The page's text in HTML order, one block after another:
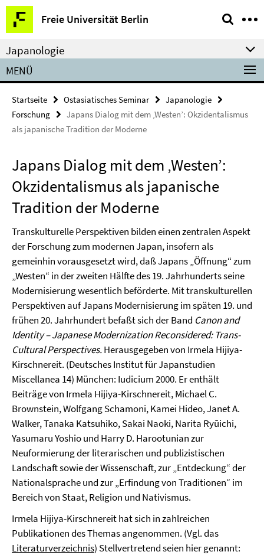
Springe
direkt
zu
Inhalt
Freie Universität Berlin
Service-
Navigation
Japanologie
MENÜ
Startseite Ostasiatisches Seminar
Japanologie
Forschung
Japans Dialog mit dem ‚Westen’: Okzidentalismus
als japanische Tradition der Moderne
Japans Dialog mit dem ‚Westen’:
Okzidentalismus als japanische
Tradition der Moderne
Transkulturelle Perspektiven bilden einen zentralen Aspekt
der Forschung zum modernen Japan, insofern als
gemeinhin vorausgesetzt wird, daß Japans „Öffnung“ zum
„Westen“ in der zweiten Hälfte des 19. Jahrhunderts seine
Modernisierung wesentlich beförderte. Mit transkulturellen
Perspektiven auf Japans Modernisierung im späten 19. und
frühen 20. Jahrhundert befaßt sich der Band Canon and
Identity – Japanese Modernization Reconsidered: Trans-
Cultural Perspectives.Herausgegeben von Irmela Hijiya-
Kirschnereit. (Deutsches Institut für Japanstudien
Miscellanea 14) München: Iudicium 2000. Er enthält
Beiträge von Irmela Hijiya-Kirschnereit, Michael C.
Brownstein, Wolfgang Schamoni, Kamei Hideo, Janet A.
Walker, Tanaka Katsuhiko, Sakai Naoki, Narita Ryūichi,
Yasumaru Yoshio und Harry D. Harootunian zur
Neuformierung der literarischen und publizistischen
Landschaft sowie der Wissenschaft, zur „Entdeckung“ der
Nationalsprache und zur „Erfindung von Traditionen“ im
Bereich von Staat, Religion und Nativismus.
Irmela Hijiya-Kirschnereit hat sich in zahlreichen
Publikationen des Themas angenommen. (Vgl. das
Literaturverzeichnis) Stellvertretend seien hier genannt: